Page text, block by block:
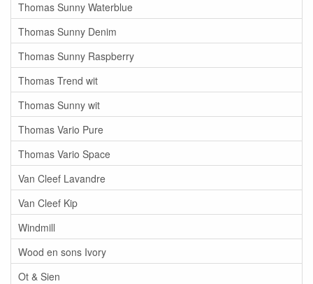
Thomas Sunny Waterblue
Thomas Sunny Denim
Thomas Sunny Raspberry
Thomas Trend wit
Thomas Sunny wit
Thomas Vario Pure
Thomas Vario Space
Van Cleef Lavandre
Van Cleef Kip
Windmill
Wood en sons Ivory
Ot & Sien